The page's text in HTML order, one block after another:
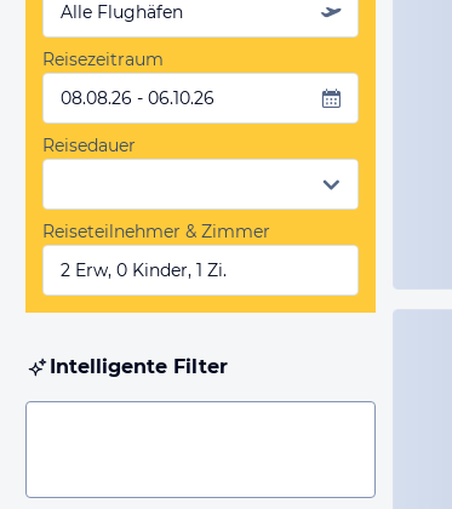
Alle Flughäfen
Reisezeitraum
08.08.26 - 06.10.26
Reisedauer
Reiseteilnehmer & Zimmer
2 Erw, 0 Kinder, 1 Zi.
Intelligente Filter